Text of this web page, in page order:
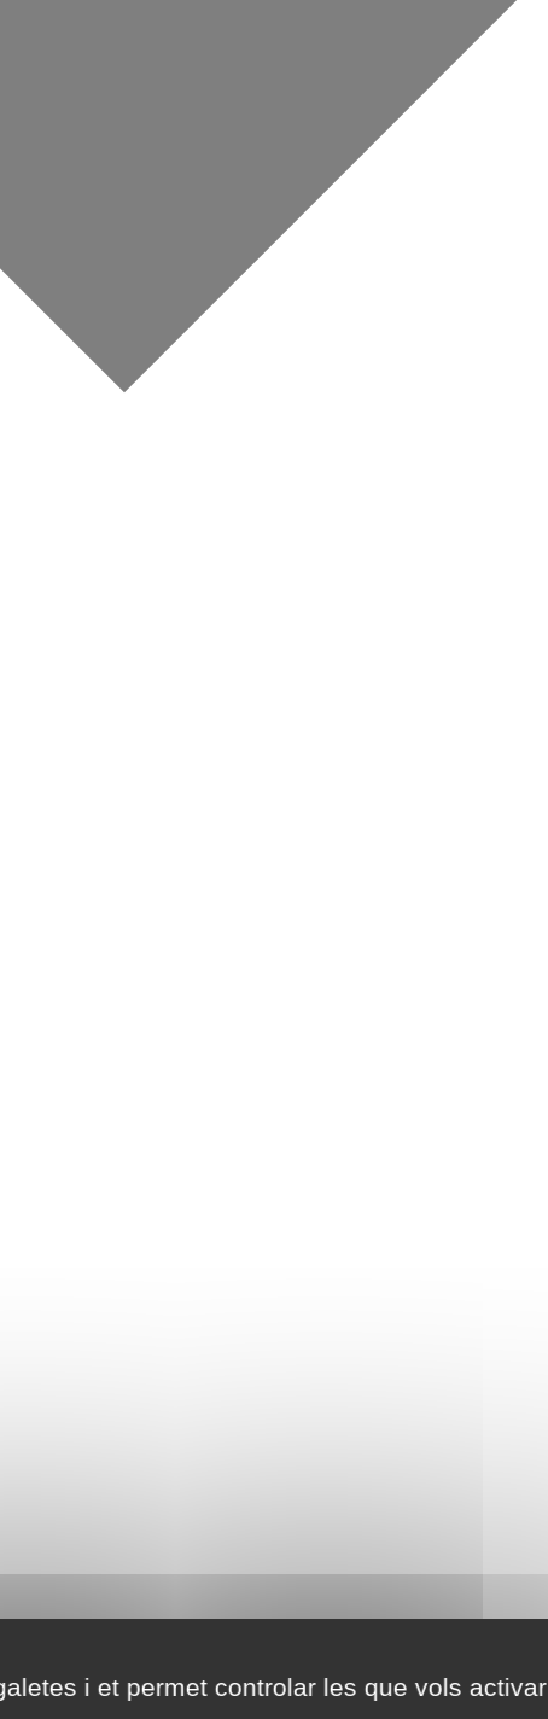
i et permet controlar les que vols activar